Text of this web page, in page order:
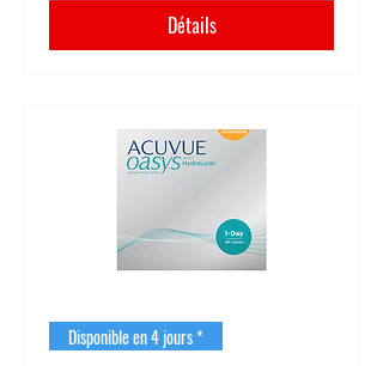
Détails
Disponible en 4 jours *